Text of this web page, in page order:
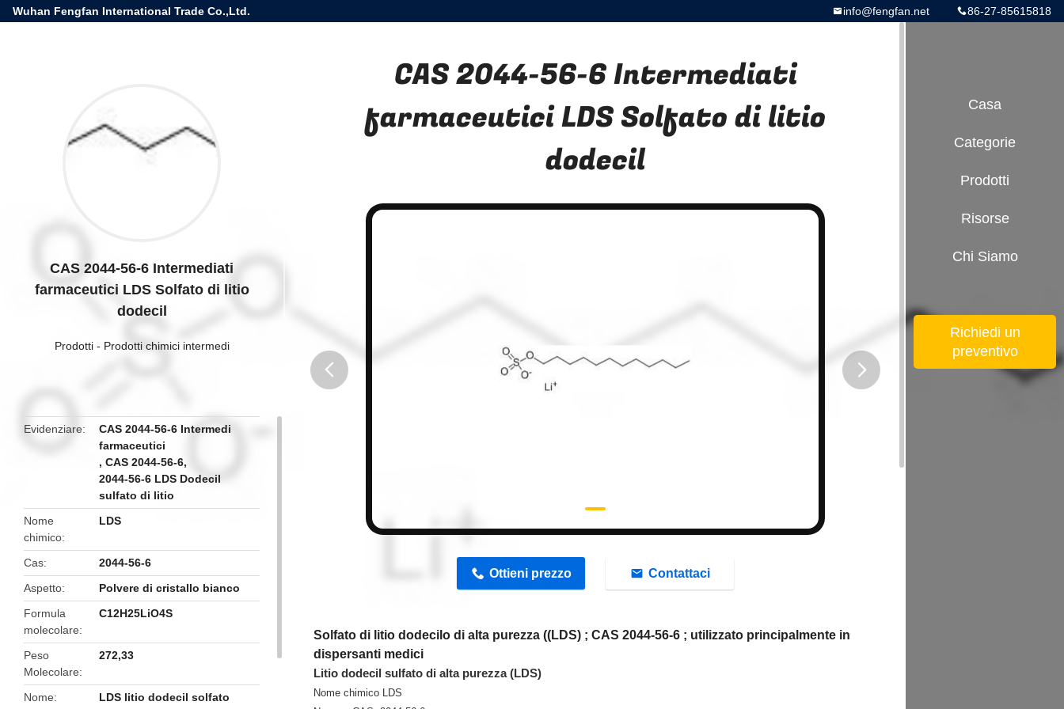
Wuhan Fengfan International Trade Co.,Ltd. 86-27-85615818
info@fengfan.net
CAS 2044-56-6 Intermediati
farmaceutici LDS Solfato di litio
dodecil
Prodotti- Prodotti chimici intermedi
Evidenziare
CAS 2044-56-6 Intermedi
farmaceutici
,CAS 2044-56-6,
2044-56-6 LDS Dodecil
sulfato di litio
Nome
chimico
LDS
Cas
2044-56-6
Aspetto
Polvere di cristallo bianco
Formula
molecolare
C12H25LiO4S
Peso
Molecolare
272,33
Nome LDS litio dodecil solfato
CAS 2044-56-6 Intermediati
farmaceutici LDS Solfato di litio
dodecil
Ottieni prezzo Contattaci
Solfato di litio dodecilo di alta purezza ((LDS) ; CAS 2044-56-6 ; utilizzato principalmente in
dispersanti medici
Litio dodecil sulfato di alta purezza (LDS)
Nome chimico LDS
Casa
Categorie
Prodotti
Risorse
Chi Siamo
Richiedi un
preventivo